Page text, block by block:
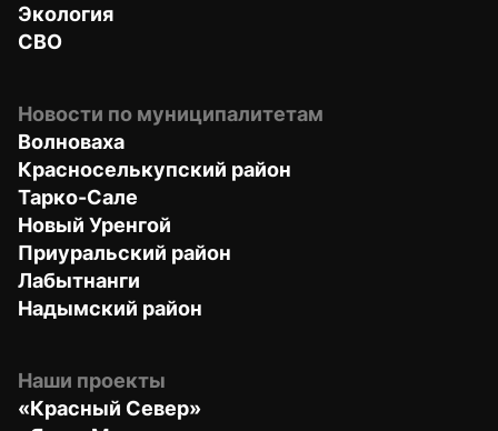
Экология
СВО
Новости по муниципалитетам
Волноваха
Красноселькупский район
Тарко-Сале
Новый Уренгой
Приуральский район
Лабытнанги
Надымский район
Наши проекты
«Красный Север»